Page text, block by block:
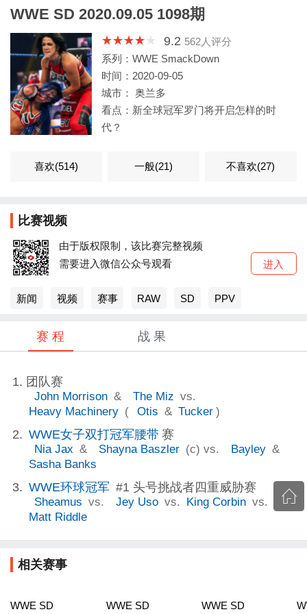
WWE SD 2020.09.05 1098期
9.2 562人评分
系列：WWE SmackDown
时间：2020-09-05
城市： 奥兰多
看点：新全球冠军罗门将开启怎样的时
代？
喜欢(514) 一般(21) 不喜欢(27)
比赛视频
由于版权限制，该比赛完整视频
需要进入微信公众号观看
进入
新闻 视频 赛事 RAW SD PPV
赛 程 战 果
团队赛
John Morrison & The Miz vs.
Heavy Machinery ( Otis & Tucker )
WWE女子双打冠军腰带 赛
Nia Jax & Shayna Baszler (c) vs. Bayley &
Sasha Banks
WWE环球冠军 #1 头号挑战者四重威胁赛
Sheamus vs. Jey Uso vs. King Corbin vs.
Matt Riddle
相关赛事
WWE SD WWE SD WWE SD